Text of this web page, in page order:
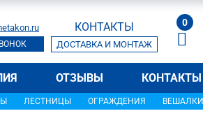
КОНТАКТЫ
ДОСТАВКА И МОНТАЖ
0
ОТЗЫВЫ КОНТАКТЫ
ЛЕСТНИЦЫ ОГРАЖДЕНИЯ ВЕШАЛКИ